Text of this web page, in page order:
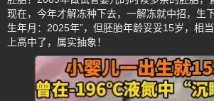
现在，今年才解冻种下去，一解冻就中招，生
生年月：2025年”，但胚胎年龄妥妥15岁，相
上高中了，属实抽象！